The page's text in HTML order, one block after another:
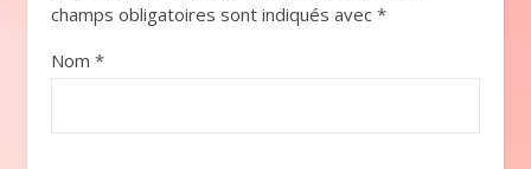
champs obligatoires sont indiqués avec *
Nom *